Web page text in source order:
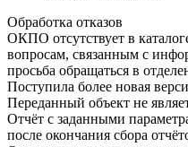
Обработка отказов
ОКПО отсутствует в
вопросам, связанным с
просьба обращаться в
Поступила более новая
Переданный объект не
Отчёт с заданными
после окончания сбора